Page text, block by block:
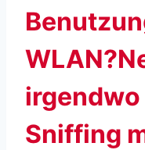
Sniffing